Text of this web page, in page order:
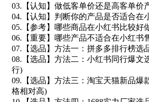
03.【认知】做低客单价还是高客单价
04.【认知】判断你的产品是否适合在
05.【参考】哪些商品在小红书比较好
06.【重要】哪些产品不适合在小红书
07.【选品】方法一：拼多多排行榜选
08.【选品】方法二：小红书同行爆文
行)
09.【选品】方法三：淘宝天猫新品爆
格相对高)